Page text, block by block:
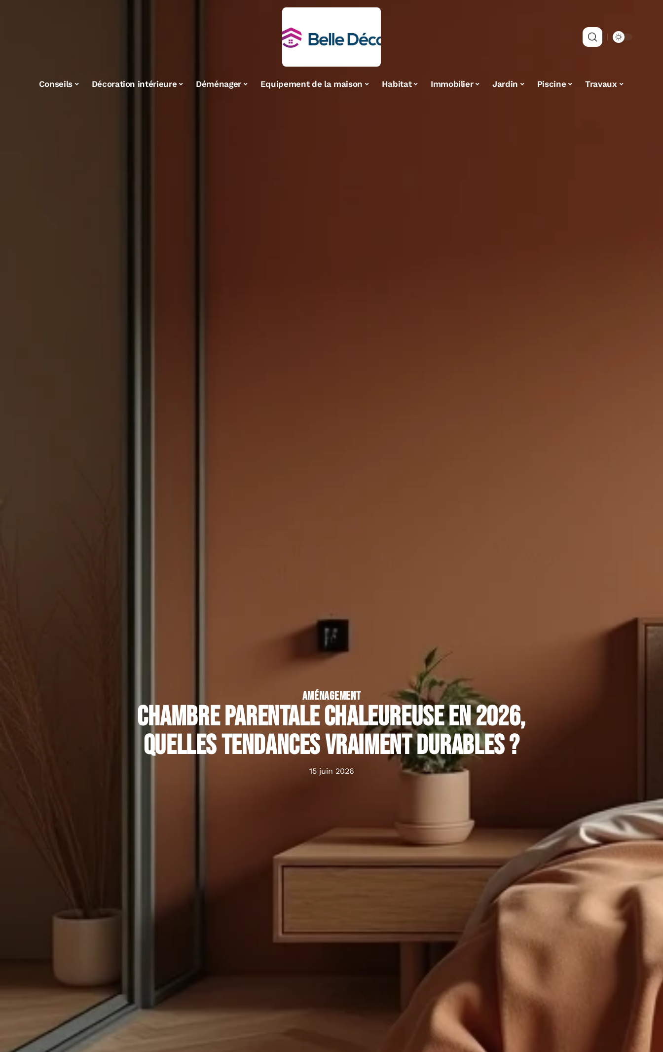
Conseils Décoration intérieure Déménager Equipement de la maison Habitat Immobilier Jardin Piscine Travaux
AMÉNAGEMENT
Chambre parentale chaleureuse en 2026,
quelles tendances vraiment durables ?
15 juin 2026